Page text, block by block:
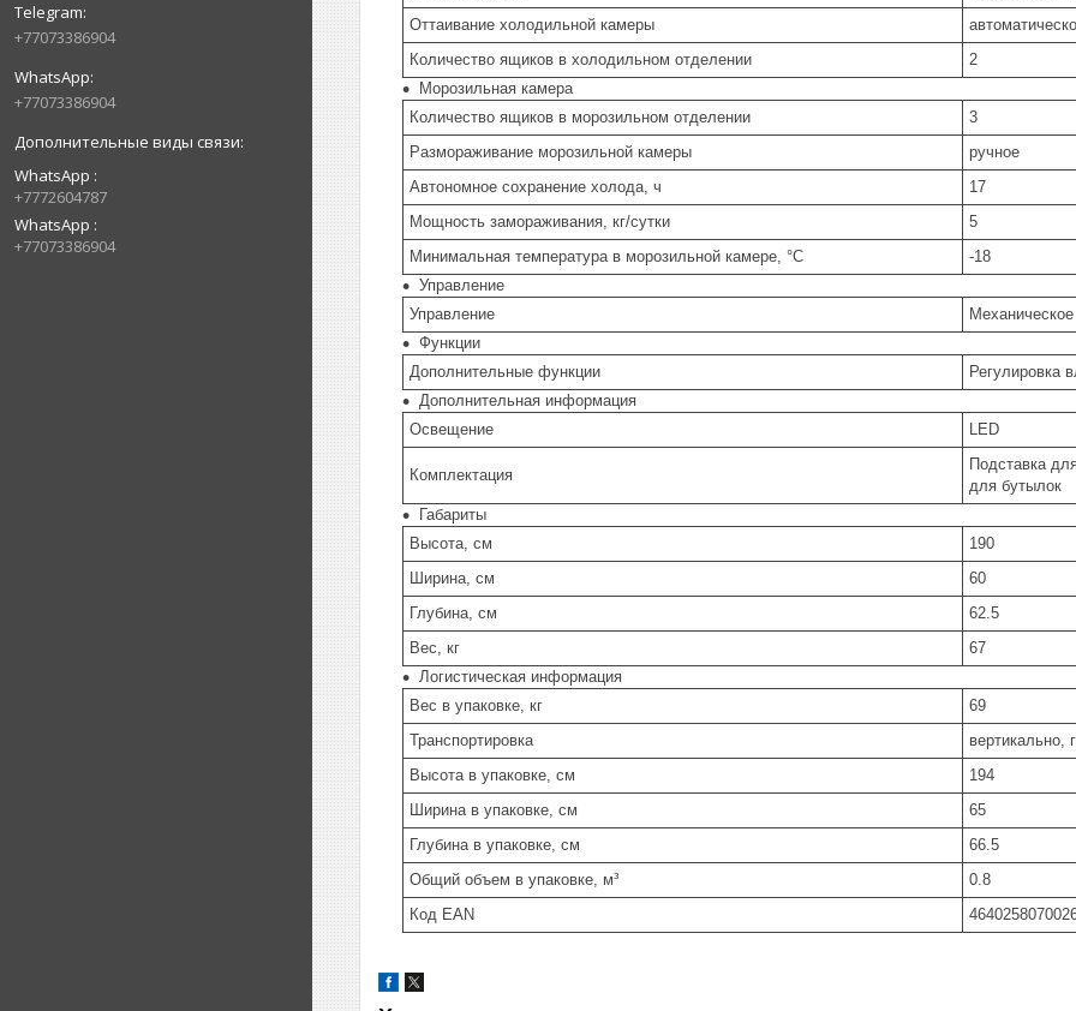
+77073386904
+77073386904
WhatsApp
+7772604787
WhatsApp
+77073386904
Оттаивание холодильной камеры
Количество ящиков в холодильном отделении
2
Морозильная камера
Количество ящиков в морозильном отделении
3
Размораживание морозильной камеры
ручное
Автономное сохранение холода, ч
17
Мощность замораживания, кг/сутки
5
Минимальная температура в морозильной камере, °C
-18
Управление
Управление
Механическое
Функции
Дополнительные функции
Регулировка
Дополнительная информация
Освещение
LED
Комплектация
Подставка
для бутылок
Габариты
Высота, см
190
Ширина, см
60
Глубина, см
62.5
Вес, кг
67
Логистическая информация
Вес в упаковке, кг
69
Транспортировка
вертикально,
Высота в упаковке, см
194
Ширина в упаковке, см
65
Глубина в упаковке, см
66.5
Общий объем в упаковке, м³
0.8
Код EAN